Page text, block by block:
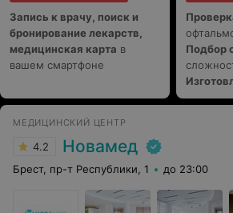
Запись к врачу, поиск и
бронирование лекарств,
медицинская карта в
вашем смартфоне
Подбор
МЕДИЦИНСКИЙ ЦЕНТР
4.2 Новамед
Брест, пр-т Республики, 1 до 23:00